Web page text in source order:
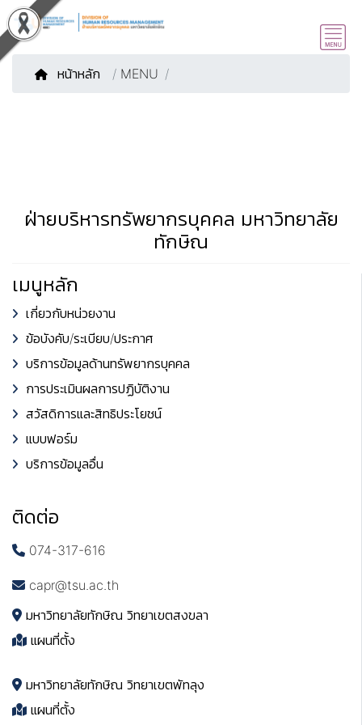
หน้าหลัก / MENU
ฝ่ายบริหารทรัพยากรบุคคล มหาวิทยาลัย
ทักษิณ
เมนูหลัก
เกี่ยวกับหน่วยงาน
ข้อบังคับ/ระเบียบ/ประกาศ
บริการข้อมูลด้านทรัพยากรบุคคล
การประเมินผลการปฏิบัติงาน
สวัสดิการและสิทธิประโยชน์
แบบฟอร์ม
บริการข้อมูลอื่น
ติดต่อ
074-317-616
capr@tsu.ac.th
มหาวิทยาลัยทักษิณ วิทยาเขตสงขลา
แผนที่ตั้ง
มหาวิทยาลัยทักษิณ วิทยาเขตพัทลุง
แผนที่ตั้ง